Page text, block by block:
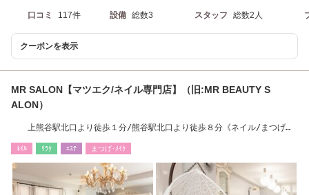
口コミ 117件 設備 総数3 スタッフ 総数2人
クーポンを表示
MR SALON【マツエク/ネイル専門店】（旧:MR BEAUTY S
ALON）
上熊谷駅北口より徒歩１分/熊谷駅北口より徒歩８分《ネイル/まつげパ
ﾈｲﾙ ﾘﾗｸ ｴｽﾃ まつげ･ﾒｲｸ